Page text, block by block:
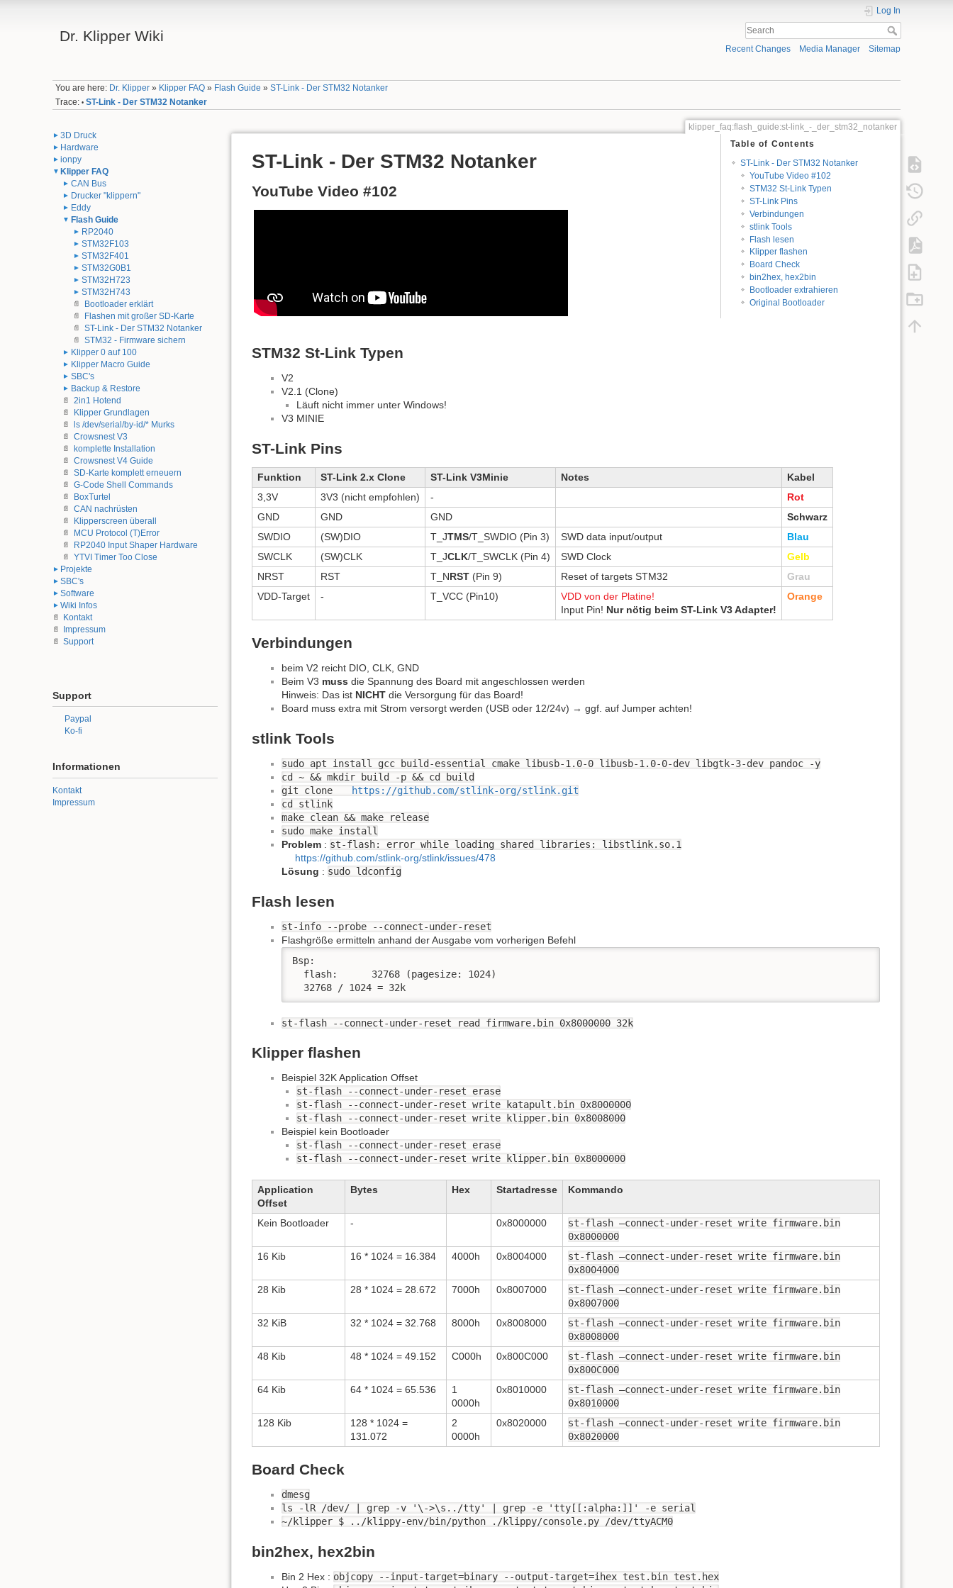
Dr. Klipper Wiki
Log In
Recent Changes Media Manager Sitemap
You are here: Dr. Klipper» Klipper FAQ» Flash Guide » ST-Link - Der STM32 Notanker
Trace: • ST-Link - Der STM32 Notanker
3D Druck
Hardware
ionpy
Klipper FAQ
CAN Bus
Drucker "klippern"
Eddy
Flash Guide
RP2040
STM32F103
STM32F401
STM32G0B1
STM32H723
STM32H743
Bootloader erklärt
Flashen mit großer SD-Karte
ST-Link - Der STM32 Notanker
STM32 - Firmware sichern
Klipper 0 auf 100
Klipper Macro Guide
SBC's
Backup & Restore
2in1 Hotend
Klipper Grundlagen
ls /dev/serial/by-id/* Murks
Crowsnest V3
komplette Installation
Crowsnest V4 Guide
SD-Karte komplett erneuern
G-Code Shell Commands
BoxTurtel
CAN nachrüsten
Klipperscreen überall
MCU Protocol (T)Error
RP2040 Input Shaper Hardware
YTVI Timer Too Close
Projekte
SBC's
Software
Wiki Infos
Kontakt
Impressum
Support
Support
Paypal
Ko-fi
Informationen
Kontakt
Impressum
klipper_faq:flash_guide:st-link_-_der_stm32_notanker
Table of Contents
ST-Link - Der STM32 Notanker
YouTube Video #102
STM32 St-Link Typen
ST-Link Pins
Verbindungen
stlink Tools
Flash lesen
Klipper flashen
Board Check
bin2hex, hex2bin
Bootloader extrahieren
Original Bootloader
ST-Link - Der STM32 Notanker
YouTube Video #102
STM32 St-Link Typen
V2
V2.1 (Clone)
Läuft nicht immer unter Windows!
V3 MINIE
ST-Link Pins
Funktion ST-Link 2.x Clone ST-Link V3Minie Notes
Kabel
3,3V
3V3 (nicht empfohlen) -
Rot
GND
GND GND
Schwarz
SWDIO
(SW)DIO T_JTMS/T_SWDIO (Pin 3) SWD data input/output
Blau
SWCLK
(SW)CLK T_JCLK/T_SWCLK (Pin 4) SWD Clock
Gelb
NRST
RST T_NRST(Pin 9) Reset of targets STM32
Grau
VDD-Target
- T_VCC (Pin10)
VDD von der Platine!
Input Pin! Nur nötig beim ST-Link V3 Adapter!
Orange
Verbindungen
beim V2 reicht DIO, CLK, GND
Beim V3 muss die Spannung des Board mit angeschlossen werden
Hinweis: Das ist NICHTdie Versorgung für das Board!
Board muss extra mit Strom versorgt werden (USB oder 12/24v) → ggf. auf Jumper achten!
stlink Tools
sudo apt install gcc build-essential cmake libusb-1.0-0 libusb-1.0-0-dev libgtk-3-dev pandoc -y
cd ~ && mkdir build -p && cd build
git clone
https://github.com/stlink-org/stlink.git
cd stlink
make clean && make release
sudo make install
Problem: st-flash: error while loading shared libraries: libstlink.so.1
https://github.com/stlink-org/stlink/issues/478
Lösung : sudo ldconfig
Flash lesen
st-info --probe --connect-under-reset
Flashgröße ermitteln anhand der Ausgabe vom vorherigen Befehl
Bsp:
  flash:      32768 (pagesize: 1024)
  32768 / 1024 = 32k
st-flash --connect-under-reset read firmware.bin 0x8000000 32k
Klipper flashen
Beispiel 32K Application Offset
st-flash --connect-under-reset erase
st-flash --connect-under-reset write katapult.bin 0x8000000
st-flash --connect-under-reset write klipper.bin 0x8008000
Beispiel kein Bootloader
st-flash --connect-under-reset erase
st-flash --connect-under-reset write klipper.bin 0x8000000
Application
Offset
Bytes Hex Startadresse Kommando
Kein Bootloader - 0x8000000
st-flash –connect-under-reset write firmware.bin
0x8000000
16 Kib
16 * 1024 = 16.384 4000h 0x8004000
st-flash –connect-under-reset write firmware.bin
0x8004000
28 Kib
28 * 1024 = 28.672 7000h 0x8007000
st-flash –connect-under-reset write firmware.bin
0x8007000
32 KiB
32 * 1024 = 32.768 8000h 0x8008000
st-flash –connect-under-reset write firmware.bin
0x8008000
48 Kib
48 * 1024 = 49.152 C000h 0x800C000
st-flash –connect-under-reset write firmware.bin
0x800C000
64 Kib
64 * 1024 = 65.536
1
0000h
0x8010000
st-flash –connect-under-reset write firmware.bin
0x8010000
128 Kib
128 * 1024 =
131.072
2
0000h
0x8020000
st-flash –connect-under-reset write firmware.bin
0x8020000
Board Check
dmesg
ls -lR /dev/ | grep -v '\->\s../tty' | grep -e 'tty[[:alpha:]]' -e serial
~/klipper $ ../klippy-env/bin/python ./klippy/console.py /dev/ttyACM0
bin2hex, hex2bin
Bin 2 Hex : objcopy --input-target=binary --output-target=ihex test.bin test.hex